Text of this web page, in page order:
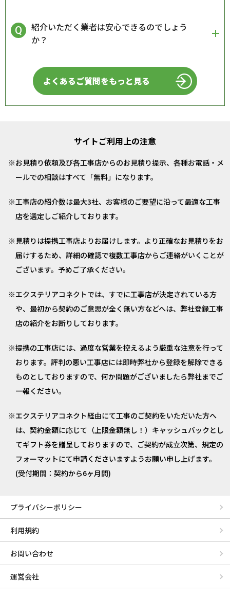
紹介いただく業者は安心できるのでしょう
か？
よくあるご質問をもっと見る
サイトご利用上の注意
お見積り依頼及び各工事店からのお見積り提示、各種お電話・メ
ールでの相談はすべて「無料」になります。
工事店の紹介数は最大3社、お客様のご要望に沿って最適な工事
店を選定しご紹介しております。
見積りは提携工事店よりお届けします。より正確なお見積りをお
届けするため、詳細の確認で複数工事店からご連絡がいくことが
ございます。予めご了承ください。
エクステリアコネクトでは、すでに工事店が決定されている方
や、最初から契約のご意思が全く無い方などへは、弊社登録工事
店の紹介をお断りしております。
提携の工事店には、過度な営業を控えるよう厳重な注意を行って
おります。評判の悪い工事店には即時弊社から登録を解除できる
ものとしておりますので、何か問題がございましたら弊社までご
一報ください。
エクステリアコネクト経由にて工事のご契約をいただいた方へ
は、契約金額に応じて（上限金額無し！）キャッシュバックとし
てギフト券を贈呈しておりますので、ご契約が成立次第、規定の
フォーマットにて申請くださいますようお願い申し上げます。
(受付期間：契約から6ヶ月間)
プライバシーポリシー
利用規約
お問い合わせ
運営会社